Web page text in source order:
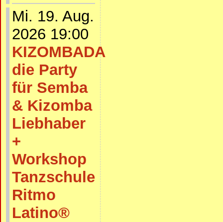
Mi. 19. Aug.
2026 19:00
KIZOMBADA
die Party
für Semba
& Kizomba
Liebhaber
+
Workshop
Tanzschule
Ritmo
Latino®